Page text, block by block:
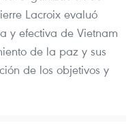
Lacroix evaluó
y efectiva de Vietnam
de la paz y sus
de los objetivos y